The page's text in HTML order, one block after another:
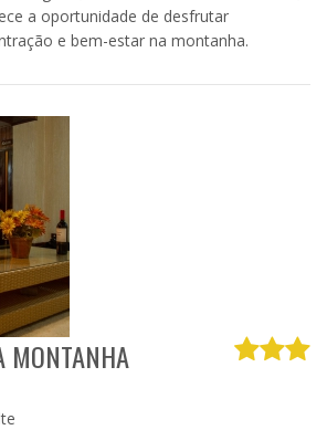
a oportunidade de desfrutar
e bem-estar na montanha.
MONTANHA